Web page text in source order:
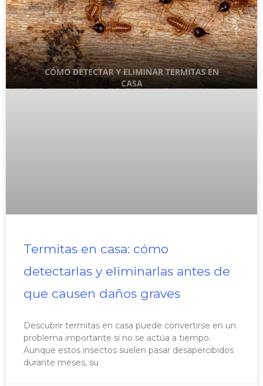
Termitas en casa: cómo
detectarlas y eliminarlas antes de
que causen daños graves
Descubrir termitas en casa puede convertirse en un
problema importante si no se actúa a tiempo.
Aunque estos insectos suelen pasar desapercibidos
durante meses, su